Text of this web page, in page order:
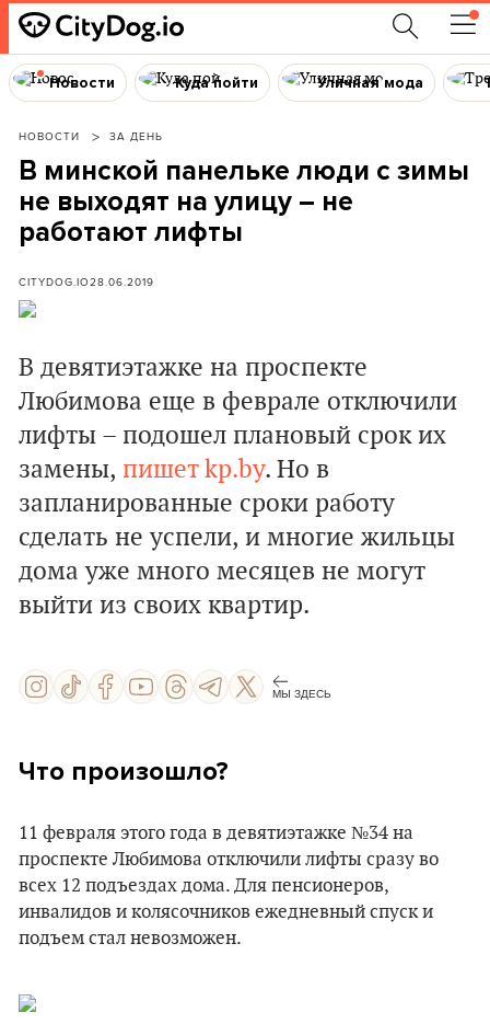
Новости Куда пойти Уличная мода
НОВОСТИ ЗА ДЕНЬ
В минской панельке люди с зимы
не выходят на улицу – не
работают лифты
CITYDOG.IO28.06.2019
В девятиэтажке на проспекте
Любимова еще в феврале отключили
лифты – подошел плановый срок их
замены, пишет kp.by. Но в
запланированные сроки работу
сделать не успели, и многие жильцы
дома уже много месяцев не могут
выйти из своих квартир.
МЫ ЗДЕСЬ
Что произошло?
11 февраля этого года в девятиэтажке №34 на
проспекте Любимова отключили лифты сразу во
всех 12 подъездах дома. Для пенсионеров,
инвалидов и колясочников ежедневный спуск и
подъем стал невозможен.